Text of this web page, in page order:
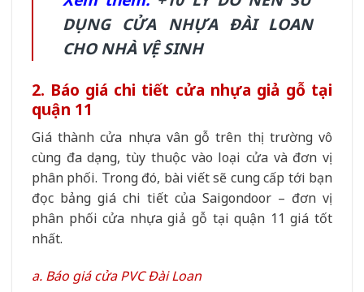
DỤNG CỬA NHỰA ĐÀI LOAN
CHO NHÀ VỆ SINH
2. Báo giá chi tiết cửa nhựa giả gỗ tại
quận 11
Giá thành cửa nhựa vân gỗ trên thị trường vô
cùng đa dạng, tùy thuộc vào loại cửa và đơn vị
phân phối. Trong đó, bài viết sẽ cung cấp tới bạn
đọc bảng giá chi tiết của Saigondoor – đơn vị
phân phối cửa nhựa giả gỗ tại quận 11 giá tốt
nhất.
a. Báo giá cửa PVC Đài Loan